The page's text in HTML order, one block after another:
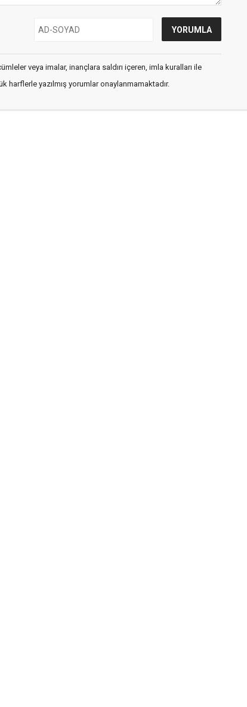
veya imalar, inançlara saldırı içeren, imla kuralları ile
harflerle yazılmış yorumlar onaylanmamaktadır.